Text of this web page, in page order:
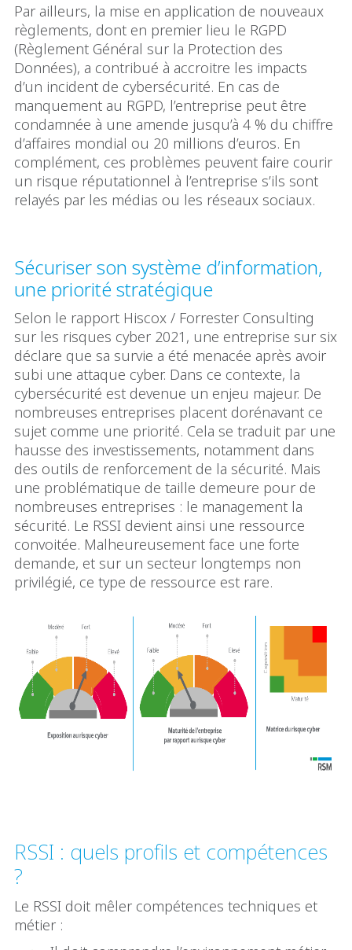
Par ailleurs, la mise en application de nouveaux
règlements, dont en premier lieu le RGPD
(Règlement Général sur la Protection des
Données), a contribué à accroitre les impacts
d’un incident de cybersécurité. En cas de
manquement au RGPD, l’entreprise peut être
condamnée à une amende jusqu’à 4 % du chiffre
d’affaires mondial ou 20 millions d’euros. En
complément, ces problèmes peuvent faire courir
un risque réputationnel à l’entreprise s’ils sont
relayés par les médias ou les réseaux sociaux.
Sécuriser son système d’information,
une priorité stratégique
Selon le rapport Hiscox / Forrester Consulting
sur les risques cyber 2021, une entreprise sur six
déclare que sa survie a été menacée après avoir
subi une attaque cyber. Dans ce contexte, la
cybersécurité est devenue un enjeu majeur. De
nombreuses entreprises placent dorénavant ce
sujet comme une priorité. Cela se traduit par une
hausse des investissements, notamment dans
des outils de renforcement de la sécurité. Mais
une problématique de taille demeure pour de
nombreuses entreprises : le management la
sécurité. Le RSSI devient ainsi une ressource
convoitée. Malheureusement face une forte
demande, et sur un secteur longtemps non
privilégié, ce type de ressource est rare.
RSSI : quels profils et compétences
?
Le RSSI doit mêler compétences techniques et
métier :